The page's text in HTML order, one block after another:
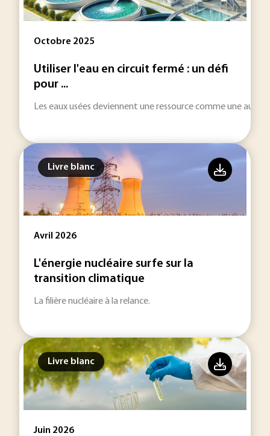
Octobre 2025
Utiliser l'eau en circuit fermé : un défi
pour ...
Les eaux usées deviennent une ressource comme une autre
Livre blanc
Avril 2026
L'énergie nucléaire surfe sur la
transition climatique
La filière nucléaire à la relance.
Livre blanc
Juin 2026